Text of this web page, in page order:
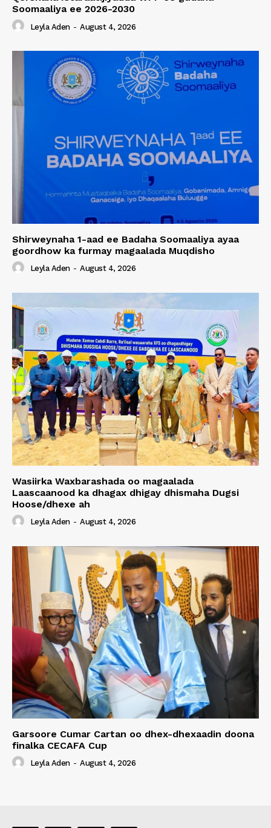
Soomaaliya ee 2026-2030
Leyla Aden - August 4, 2026
Shirweynaha 1-aad ee Badaha Soomaaliya ayaa
goordhow ka furmay magaalada Muqdisho
Leyla Aden - August 4, 2026
Wasiirka Waxbarashada oo magaalada
Laascaanood ka dhagax dhigay dhismaha Dugsi
Hoose/dhexe ah
Leyla Aden - August 4, 2026
Garsoore Cumar Cartan oo dhex-dhexaadin doona
finalka CECAFA Cup
Leyla Aden - August 4, 2026